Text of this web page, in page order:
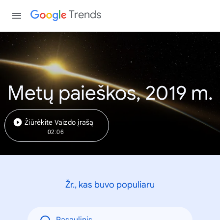
Trends
Metų paieškos, 2019 m.
Žiūrėkite Vaizdo įrašą
02:06
Žr., kas buvo populiaru